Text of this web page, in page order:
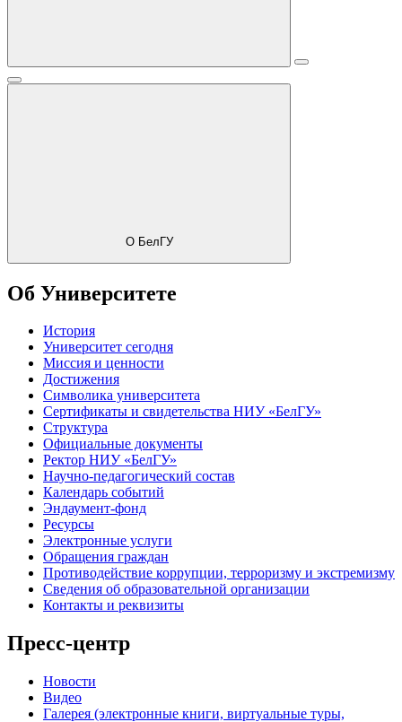
О БелГУ
Об Университете
История
Университет сегодня
Миссия и ценности
Достижения
Символика университета
Сертификаты и свидетельства НИУ «БелГУ»
Структура
Официальные документы
Ректор НИУ «БелГУ»
Научно-педагогический состав
Календарь событий
Эндаумент-фонд
Ресурсы
Электронные услуги
Обращения граждан
Противодействие коррупции, терроризму и экстремизму
Сведения об образовательной организации
Контакты и реквизиты
Пресс-центр
Новости
Видео
Галерея (электронные книги, виртуальные туры,